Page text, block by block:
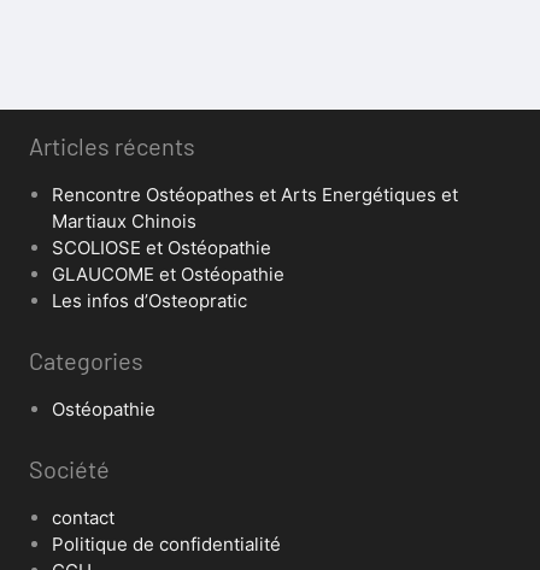
Articles récents
Rencontre Ostéopathes et Arts Energétiques et
Martiaux Chinois
SCOLIOSE et Ostéopathie
GLAUCOME et Ostéopathie
Les infos d’Osteopratic
Categories
Ostéopathie
Société
contact
Politique de confidentialité